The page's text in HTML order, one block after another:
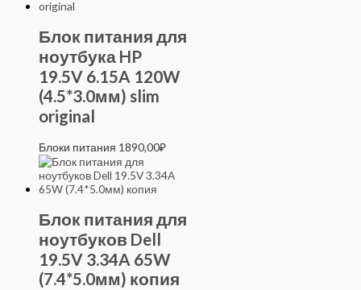
Блок питания для
ноутбука HP
19.5V 6.15A 120W
(4.5*3.0мм) slim
original
Блоки питания 1890,00₽
Блок питания для
ноутбуков Dell
19.5V 3.34A 65W
(7.4*5.0мм) копия